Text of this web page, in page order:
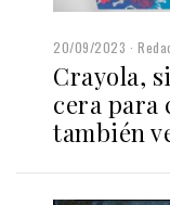
20/09/2023
Crayola,
cera para
también